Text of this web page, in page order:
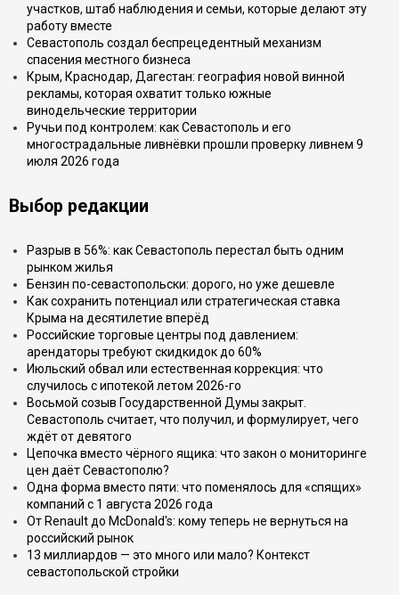
участков, штаб наблюдения и семьи, которые делают эту
работу вместе
Севастополь создал беспрецедентный механизм
спасения местного бизнеса
Крым, Краснодар, Дагестан: география новой винной
рекламы, которая охватит только южные
винодельческие территории
Ручьи под контролем: как Севастополь и его
многострадальные ливнёвки прошли проверку ливнем 9
июля 2026 года
Выбор редакции
Разрыв в 56%: как Севастополь перестал быть одним
рынком жилья
Бензин по-севастопольски: дорого, но уже дешевле
Как сохранить потенциал или стратегическая ставка
Крыма на десятилетие вперёд
Российские торговые центры под давлением:
арендаторы требуют скидкидок до 60%
Июльский обвал или естественная коррекция: что
случилось с ипотекой летом 2026-го
Восьмой созыв Государственной Думы закрыт.
Севастополь считает, что получил, и формулирует, чего
ждёт от девятого
Цепочка вместо чёрного ящика: что закон о мониторинге
цен даёт Севастополю?
Одна форма вместо пяти: что поменялось для «спящих»
компаний с 1 августа 2026 года
От Renault до McDonald's: кому теперь не вернуться на
российский рынок
13 миллиардов — это много или мало? Контекст
севастопольской стройки